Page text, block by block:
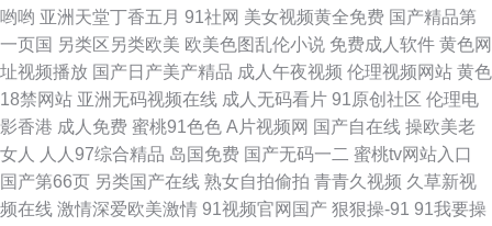
哟哟 亚洲天堂丁香五月 91社网 美女视频黄全免费 国产精品第
一页国 另类区另类欧美 欧美色图乱伦小说 免费成人软件 黄色网
址视频播放 国产日产美产精品 成人午夜视频 伦理视频网站 黄色
18禁网站 亚洲无码视频在线 成人无码看片 91原创社区 伦理电
影香港 成人免费 蜜桃91色色 A片视频网 国产自在线 操欧美老
女人
人人97综合精品 岛国免费 国产无码一二 蜜桃tv网站入口
国产第66页 另类国产在线 熟女自拍偷拍 青青久视频 久草新视
频在线 激情深爱欧美激情 91视频官网国产 狠狠操-91 91我要操